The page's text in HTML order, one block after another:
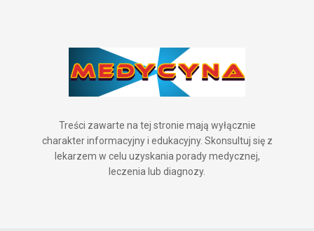
Treści zawarte na tej stronie mają wyłącznie
charakter informacyjny i edukacyjny. Skonsultuj się z
lekarzem w celu uzyskania porady medycznej,
leczenia lub diagnozy.